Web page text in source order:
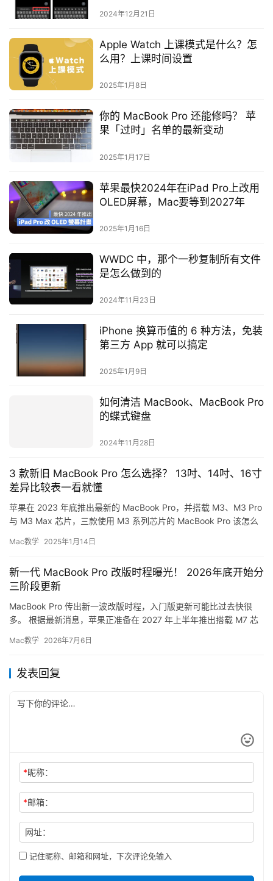
2024年12月21日
Apple Watch 上课模式是什么？怎
么用？上课时间设置
2025年1月8日
你的 MacBook Pro 还能修吗？ 苹
果「过时」名单的最新变动
2025年1月17日
苹果最快2024年在iPad Pro上改用
OLED屏幕，Mac要等到2027年
2025年1月16日
WWDC 中，那个一秒复制所有文件
是怎么做到的
2024年11月23日
iPhone 换算币值的 6 种方法，免装
第三方 App 就可以搞定
2025年1月9日
如何清洁 MacBook、MacBook Pro
的蝶式键盘
2024年11月28日
3 款新旧 MacBook Pro 怎么选择？ 13吋、14吋、16寸
差异比较表一看就懂
苹果在 2023 年底推出最新的 MacBook Pro，并搭载 M3、M3 Pro
与 M3 Max 芯片，三款使用 M3 系列芯片的 MacBook Pro 该怎么
Mac教学 2025年1月14日
新一代 MacBook Pro 改版时程曝光！ 2026年底开始分
三阶段更新
MacBook Pro 传出新一波改版时程，入门版更新可能比过去快很
多。 根据最新消息，苹果正准备在 2027 年上半年推出搭载 M7 芯
Mac教学 2026年7月6日
发表回复
*昵称：
*邮箱：
网址：
记住昵称、邮箱和网址，下次评论免输入